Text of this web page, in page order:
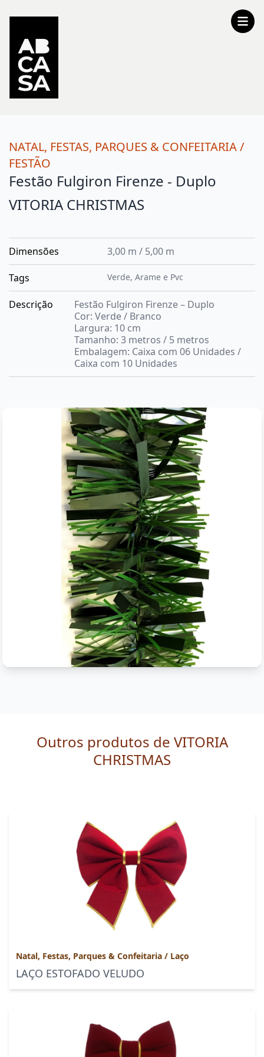
NATAL, FESTAS, PARQUES & CONFEITARIA/
FESTÃO
Festão Fulgiron Firenze - Duplo
VITORIA CHRISTMAS
Dimensões 3,00 m / 5,00 m
Tags Verde,Arame e Pvc
Descrição
Festão Fulgiron Firenze – Duplo
Cor: Verde / Branco
Largura: 10 cm
Tamanho: 3 metros / 5 metros
Embalagem: Caixa com 06 Unidades /
Caixa com 10 Unidades
Outros produtos de VITORIA
CHRISTMAS
Natal, Festas, Parques & Confeitaria / Laço
LAÇO ESTOFADO VELUDO